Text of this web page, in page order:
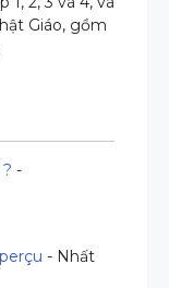
Giáo, gồm
-
- Nhất